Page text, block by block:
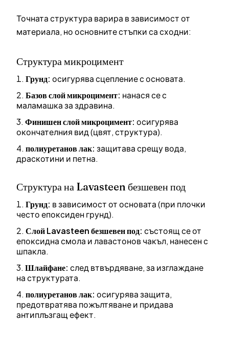
Точната структура варира в зависимост от
материала, но основните стъпки са сходни:
Структура микроцимент
Грунд: осигурява сцепление с основата.
Базов слой микроцимент: нанася се с
маламашка за здравина.
Финишен слой микроцимент: осигурява
окончателния вид (цвят, структура).
полиуретанов лак: защитава срещу вода,
драскотини и петна.
Структура на Lavasteen безшевен под
Грунд: в зависимост от основата (при плочки
често епоксиден грунд).
Слой Lavasteen безшевен под: състоящ се от
епоксидна смола и лавастонов чакъл, нанесен с
шпакла.
Шлайфане: след втвърдяване, за изглаждане
на структурата.
полиуретанов лак: осигурява защита,
предотвратява пожълтяване и придава
антиплъзгащ ефект.